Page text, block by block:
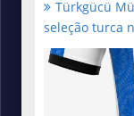
Türkgücü
seleção turca